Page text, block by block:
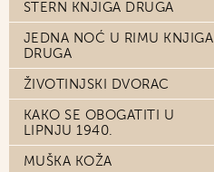
STERN KNJIGA DRUGA
JEDNA NOĆ U RIMU KNJIGA
DRUGA
ŽIVOTINJSKI DVORAC
KAKO SE OBOGATITI U
LIPNJU 1940.
MUŠKA KOŽA